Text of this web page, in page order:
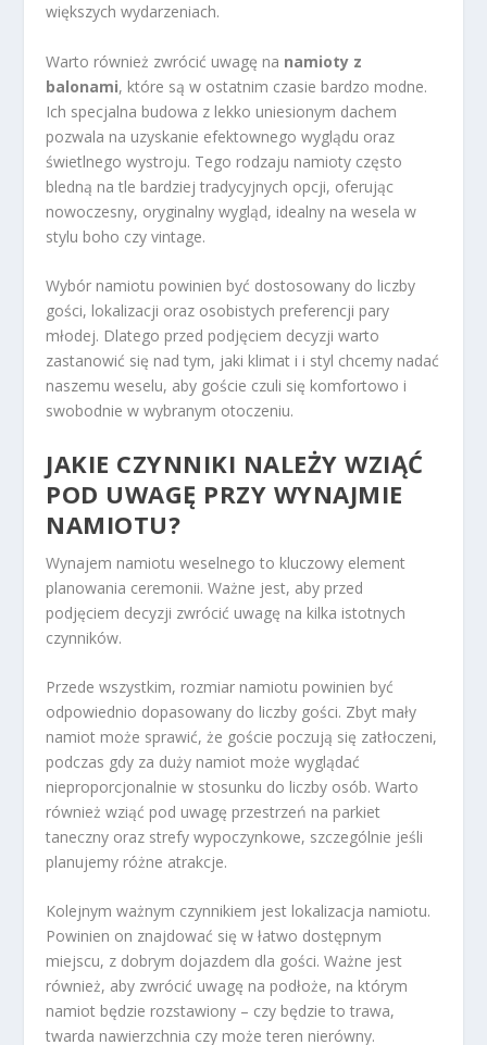
większych wydarzeniach.
Warto również zwrócić uwagę na namioty z
balonami, które są w ostatnim czasie bardzo modne.
Ich specjalna budowa z lekko uniesionym dachem
pozwala na uzyskanie efektownego wyglądu oraz
świetlnego wystroju. Tego rodzaju namioty często
bledną na tle bardziej tradycyjnych opcji, oferując
nowoczesny, oryginalny wygląd, idealny na wesela w
stylu boho czy vintage.
Wybór namiotu powinien być dostosowany do liczby
gości, lokalizacji oraz osobistych preferencji pary
młodej. Dlatego przed podjęciem decyzji warto
zastanowić się nad tym, jaki klimat i i styl chcemy nadać
naszemu weselu, aby goście czuli się komfortowo i
swobodnie w wybranym otoczeniu.
JAKIE CZYNNIKI NALEŻY WZIĄĆ
POD UWAGĘ PRZY WYNAJMIE
NAMIOTU?
Wynajem namiotu weselnego to kluczowy element
planowania ceremonii. Ważne jest, aby przed
podjęciem decyzji zwrócić uwagę na kilka istotnych
czynników.
Przede wszystkim, rozmiar namiotu powinien być
odpowiednio dopasowany do liczby gości. Zbyt mały
namiot może sprawić, że goście poczują się zatłoczeni,
podczas gdy za duży namiot może wyglądać
nieproporcjonalnie w stosunku do liczby osób. Warto
również wziąć pod uwagę przestrzeń na parkiet
taneczny oraz strefy wypoczynkowe, szczególnie jeśli
planujemy różne atrakcje.
Kolejnym ważnym czynnikiem jest lokalizacja namiotu.
Powinien on znajdować się w łatwo dostępnym
miejscu, z dobrym dojazdem dla gości. Ważne jest
również, aby zwrócić uwagę na podłoże, na którym
namiot będzie rozstawiony – czy będzie to trawa,
twarda nawierzchnia czy może teren nierówny.